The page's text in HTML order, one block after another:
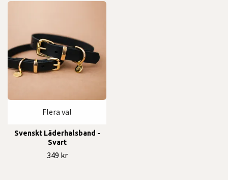
Flera val
Svenskt Läderhalsband -
Svart
349 kr